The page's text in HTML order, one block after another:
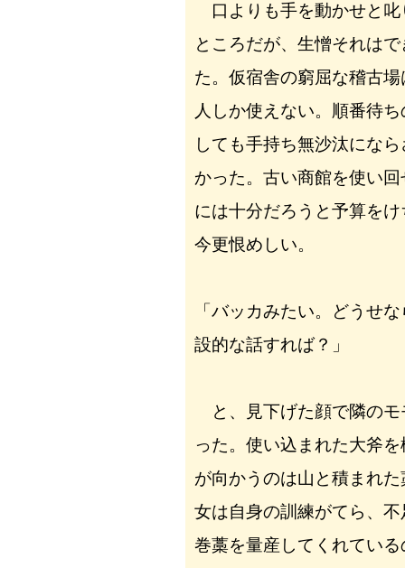
口よりも手を動かせと叱
ところだが、生憎それは
た。仮宿舎の窮屈な稽古
人しか使えない。順番待
しても手持ち無沙汰にな
かった。古い商館を使い
には十分だろうと予算を
今更恨めしい。
「バッカみたい。どうせ
設的な話すれば？」
と、見下げた顔で隣のモ
った。使い込まれた大斧
が向かうのは山と積まれ
女は自身の訓練がてら、
巻藁を量産してくれてい